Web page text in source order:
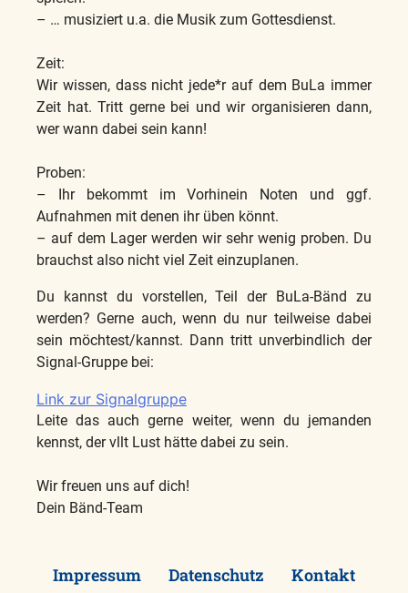
– … musiziert u.a. die Musik zum Gottesdienst.
Zeit:
Wir wissen, dass nicht jede*r auf dem BuLa immer
Zeit hat. Tritt gerne bei und wir organisieren dann,
wer wann dabei sein kann!
Proben:
– Ihr bekommt im Vorhinein Noten und ggf.
Aufnahmen mit denen ihr üben könnt.
– auf dem Lager werden wir sehr wenig proben. Du
brauchst also nicht viel Zeit einzuplanen.
Du kannst du vorstellen, Teil der BuLa-Bänd zu
werden? Gerne auch, wenn du nur teilweise dabei
sein möchtest/kannst. Dann tritt unverbindlich der
Signal-Gruppe bei:
Link zur Signalgruppe
Leite das auch gerne weiter, wenn du jemanden
kennst, der vllt Lust hätte dabei zu sein.
Wir freuen uns auf dich!
Dein Bänd-Team
Impressum Datenschutz
Kontakt